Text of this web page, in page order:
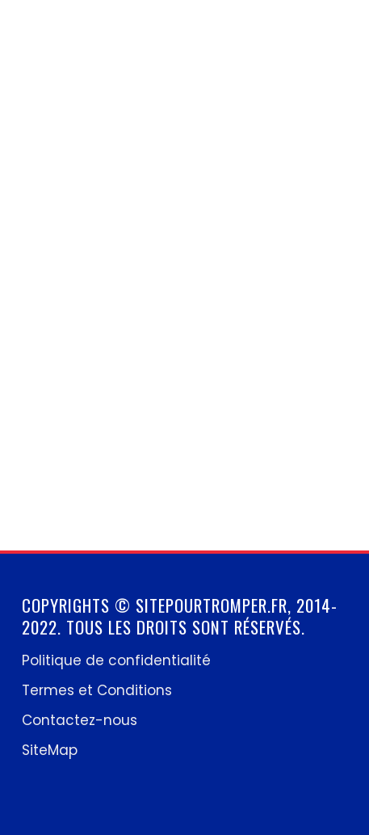
COPYRIGHTS © SITEPOURTROMPER.FR, 2014-
2022. TOUS LES DROITS SONT RÉSERVÉS.
Politique de confidentialité
Termes et Conditions
Contactez-nous
SiteMap